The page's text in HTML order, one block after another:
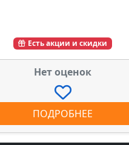
Есть акции и скидки
Нет оценок
ПОДРОБНЕЕ